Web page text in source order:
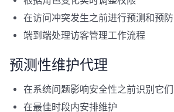
在访问冲突发生之前进行预测和预防
端到端处理访客管理工作流程
预测性维护代理
在系统问题影响安全性之前识别它们
在最佳时段内安排维护